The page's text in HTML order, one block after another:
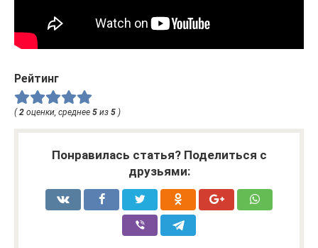
Рейтинг
(2 оценки, среднее 5 из 5 )
Понравилась статья? Поделиться с
друзьями: